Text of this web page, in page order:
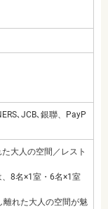
､JCB､銀聯、PayP
大人の空間／レスト
8名×1室・6名×1室
離れた大人の空間が魅